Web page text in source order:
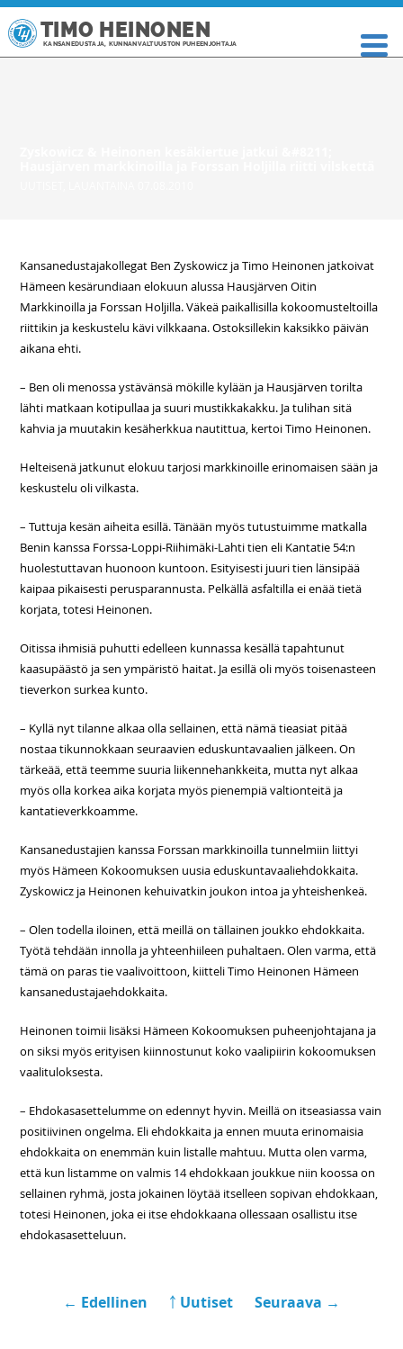
TIMO HEINONEN
KANSANEDUSTAJA, KUNNANVALTUUSTON PUHEENJOHTAJA
Kansanedustajakollegat Ben Zyskowicz ja Timo Heinonen jatkoivat
Hämeen kesärundiaan elokuun alussa Hausjärven Oitin
Markkinoilla ja Forssan Holjilla. Väkeä paikallisilla kokoomusteltoilla
riittikin ja keskustelu kävi vilkkaana. Ostoksillekin kaksikko päivän
aikana ehti.
– Ben oli menossa ystävänsä mökille kylään ja Hausjärven torilta
lähti matkaan kotipullaa ja suuri mustikkakakku. Ja tulihan sitä
kahvia ja muutakin kesäherkkua nautittua, kertoi Timo Heinonen.
Helteisenä jatkunut elokuu tarjosi markkinoille erinomaisen sään ja
keskustelu oli vilkasta.
– Tuttuja kesän aiheita esillä. Tänään myös tutustuimme matkalla
Benin kanssa Forssa-Loppi-Riihimäki-Lahti tien eli Kantatie 54:n
huolestuttavan huonoon kuntoon. Esityisesti juuri tien länsipää
kaipaa pikaisesti perusparannusta. Pelkällä asfaltilla ei enää tietä
korjata, totesi Heinonen.
Oitissa ihmisiä puhutti edelleen kunnassa kesällä tapahtunut
kaasupäästö ja sen ympäristö haitat. Ja esillä oli myös toisenasteen
tieverkon surkea kunto.
– Kyllä nyt tilanne alkaa olla sellainen, että nämä tieasiat pitää
nostaa tikunnokkaan seuraavien eduskuntavaalien jälkeen. On
tärkeää, että teemme suuria liikennehankkeita, mutta nyt alkaa
myös olla korkea aika korjata myös pienempiä valtionteitä ja
kantatieverkkoamme.
Kansanedustajien kanssa Forssan markkinoilla tunnelmiin liittyi
myös Hämeen Kokoomuksen uusia eduskuntavaaliehdokkaita.
Zyskowicz ja Heinonen kehuivatkin joukon intoa ja yhteishenkeä.
– Olen todella iloinen, että meillä on tällainen joukko ehdokkaita.
Työtä tehdään innolla ja yhteenhiileen puhaltaen. Olen varma, että
tämä on paras tie vaalivoittoon, kiitteli Timo Heinonen Hämeen
kansanedustajaehdokkaita.
Heinonen toimii lisäksi Hämeen Kokoomuksen puheenjohtajana ja
on siksi myös erityisen kiinnostunut koko vaalipiirin kokoomuksen
vaalituloksesta.
– Ehdokasasettelumme on edennyt hyvin. Meillä on itseasiassa vain
positiivinen ongelma. Eli ehdokkaita ja ennen muuta erinomaisia
ehdokkaita on enemmän kuin listalle mahtuu. Mutta olen varma,
että kun listamme on valmis 14 ehdokkaan joukkue niin koossa on
sellainen ryhmä, josta jokainen löytää itselleen sopivan ehdokkaan,
totesi Heinonen, joka ei itse ehdokkaana ollessaan osallistu itse
ehdokasasetteluun.
← Edellinen ￪ Uutiset Seuraava →